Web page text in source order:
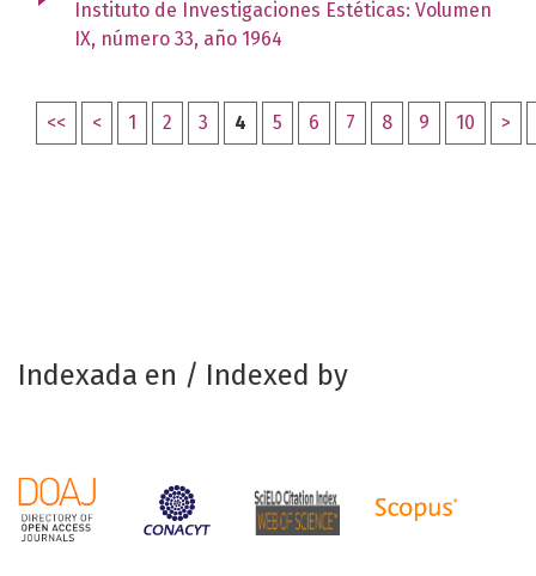
Instituto de Investigaciones Estéticas: Volumen
IX, número 33, año 1964
<< < 1 2 3 4 5 6 7 8 9 10 >
Indexada en / Indexed by